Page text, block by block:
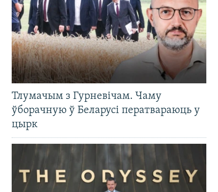
Тлумачым з Гурневічам. Чаму
ўборачную ў Беларусі ператвараюць у
цырк